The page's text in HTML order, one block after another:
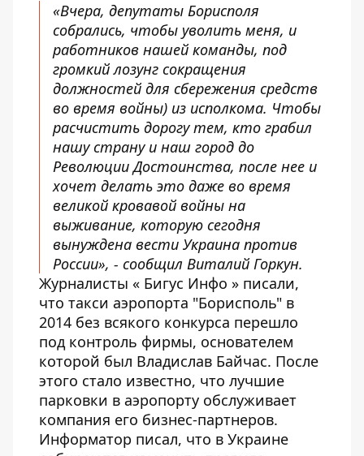
«Вчера, депутаты Борисполя
собрались, чтобы уволить меня, и
работников нашей команды, под
громкий лозунг сокращения
должностей для сбережения средств
во время войны) из исполкома. Чтобы
расчистить дорогу тем, кто грабил
нашу страну и наш город до
Революции Достоинства, после нее и
хочет делать это даже во время
великой кровавой войны на
выживание, которую сегодня
вынуждена вести Украина против
России», - сообщил Виталий Горкун.
Журналисты « Бигус Инфо » писали,
что такси аэропорта "Борисполь" в
2014 без всякого конкурса перешло
под контроль фирмы, основателем
которой был Владислав Байчас. После
этого стало известно, что лучшие
парковки в аэропорту обслуживает
компания его бизнес-партнеров.
Информатор писал, что в Украине